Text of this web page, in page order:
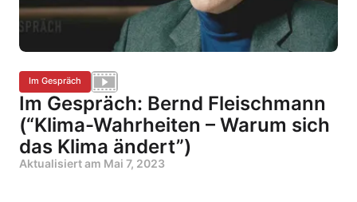
Im Gespräch
Im Gespräch: Bernd Fleischmann
(“Klima-Wahrheiten – Warum sich
das Klima ändert”)
Aktualisiert am Mai 7, 2023